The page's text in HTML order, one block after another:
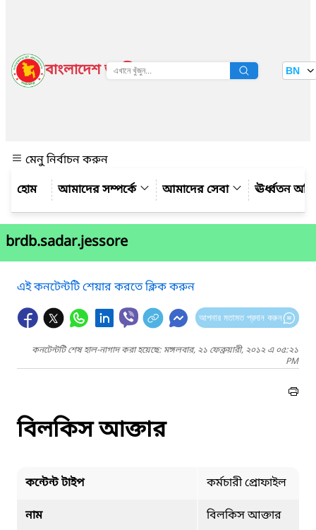
বাংলাদেশ জাতীয় তথ্য বাতায়ন BN
মেনু নির্বাচন করুন
আমাদের সম্পর্কে
আমাদের সেবা ঊর্ধ্বতন
brdb.sadar.jessore
এই কনটেন্টটি শেয়ার করতে ক্লিক করুন
আপনার মতামত প্রদান করুন
কনটেন্টটি শেষ হাল-নাগাদ করা হয়েছে: মঙ্গলবার, ২১ ফেব্রুয়ারী, ২০১২ এ ০৫:২১
PM
বিলকিস আক্তার
কন্টেন্ট টাইপ কর্মচারী প্রোফাইল
নাম বিলকিস আক্তার